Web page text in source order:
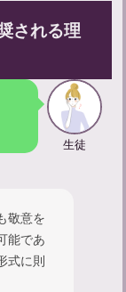
示す方法
要について学ぶ
される理
生徒
敬意を
能であ
式に則